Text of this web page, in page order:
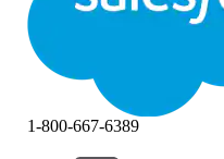
1-800-667-6389